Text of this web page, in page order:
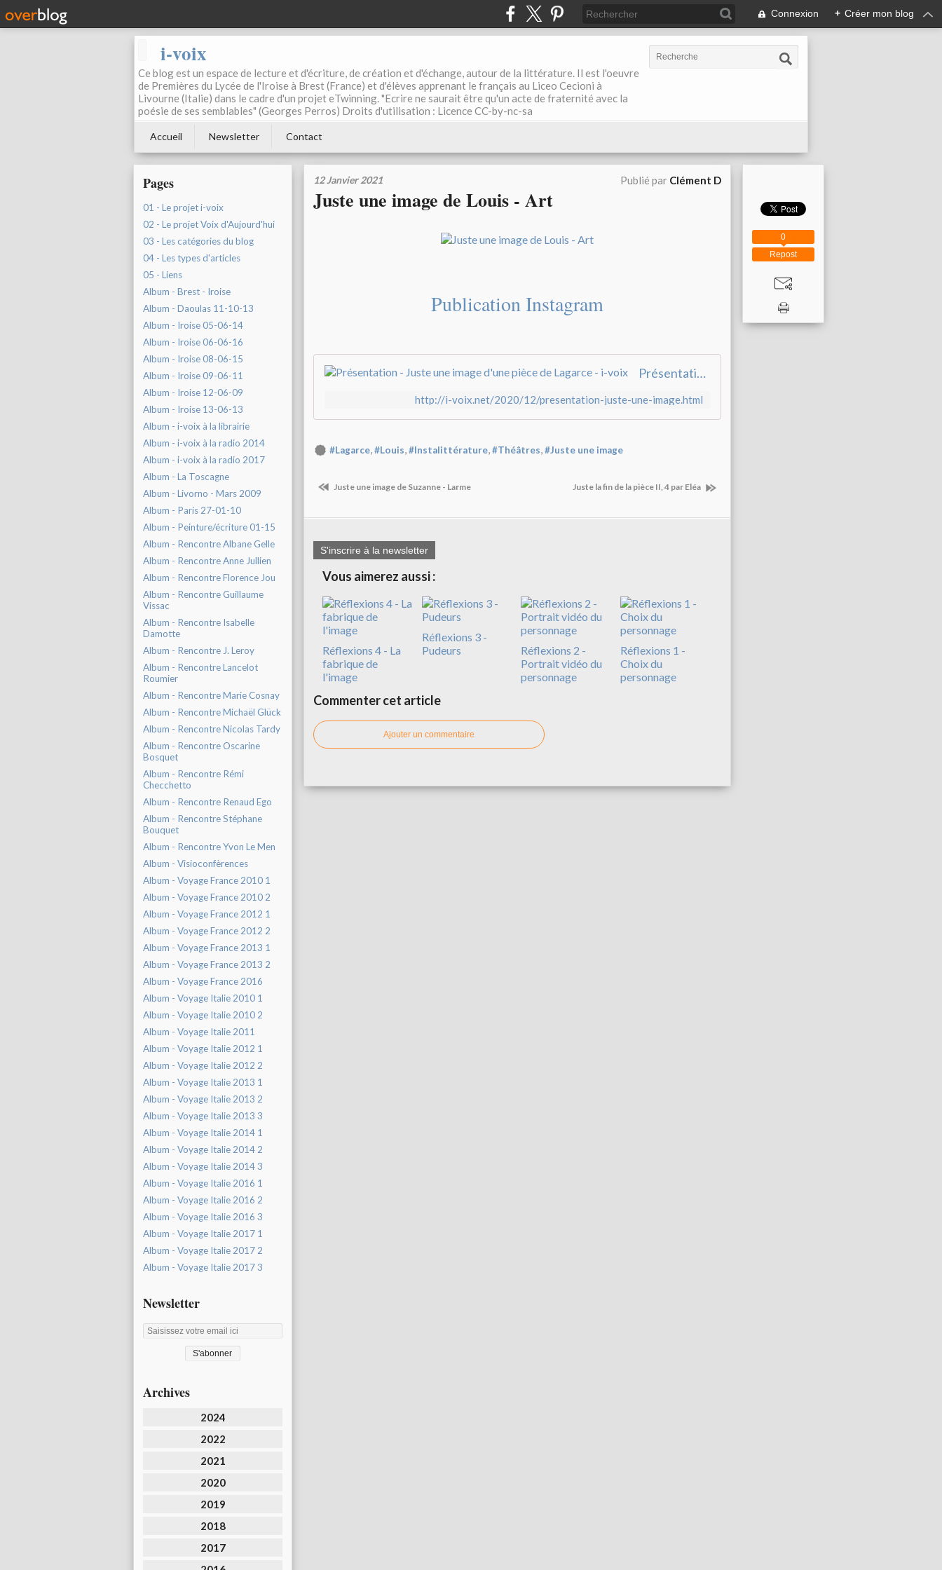
Connexion + Créer mon blog
i-voix
Ce blog est un espace de lecture et d'écriture, de création et d'échange, autour de la littérature. Il est l'oeuvre
de Premières du Lycée de l'Iroise à Brest (France) et d'élèves apprenant le français au Liceo Cecioni à
Livourne (Italie) dans le cadre d'un projet eTwinning. "Ecrire ne saurait être qu'un acte de fraternité avec la
poésie de ses semblables" (Georges Perros) Droits d'utilisation : Licence CC-by-nc-sa
Accueil Newsletter Contact
Pages
01 - Le projet i-voix
02 - Le projet Voix d'Aujourd'hui
03 - Les catégories du blog
04 - Les types d'articles
05 - Liens
Album - Brest - Iroise
Album - Daoulas 11-10-13
Album - Iroise 05-06-14
Album - Iroise 06-06-16
Album - Iroise 08-06-15
Album - Iroise 09-06-11
Album - Iroise 12-06-09
Album - Iroise 13-06-13
Album - i-voix à la librairie
Album - i-voix à la radio 2014
Album - i-voix à la radio 2017
Album - La Toscagne
Album - Livorno - Mars 2009
Album - Paris 27-01-10
Album - Peinture/écriture 01-15
Album - Rencontre Albane Gelle
Album - Rencontre Anne Jullien
Album - Rencontre Florence Jou
Album - Rencontre Guillaume
Vissac
Album - Rencontre Isabelle
Damotte
Album - Rencontre J. Leroy
Album - Rencontre Lancelot
Roumier
Album - Rencontre Marie Cosnay
Album - Rencontre Michaël Glück
Album - Rencontre Nicolas Tardy
Album - Rencontre Oscarine
Bosquet
Album - Rencontre Rémi
Checchetto
Album - Rencontre Renaud Ego
Album - Rencontre Stéphane
Bouquet
Album - Rencontre Yvon Le Men
Album - Visioconfèrences
Album - Voyage France 2010 1
Album - Voyage France 2010 2
Album - Voyage France 2012 1
Album - Voyage France 2012 2
Album - Voyage France 2013 1
Album - Voyage France 2013 2
Album - Voyage France 2016
Album - Voyage Italie 2010 1
Album - Voyage Italie 2010 2
Album - Voyage Italie 2011
Album - Voyage Italie 2012 1
Album - Voyage Italie 2012 2
Album - Voyage Italie 2013 1
Album - Voyage Italie 2013 2
Album - Voyage Italie 2013 3
Album - Voyage Italie 2014 1
Album - Voyage Italie 2014 2
Album - Voyage Italie 2014 3
Album - Voyage Italie 2016 1
Album - Voyage Italie 2016 2
Album - Voyage Italie 2016 3
Album - Voyage Italie 2017 1
Album - Voyage Italie 2017 2
Album - Voyage Italie 2017 3
Newsletter
Archives
2024
2022
2021
2020
2019
2018
2017
12 Janvier 2021 Publié par Clément D
Juste une image de Louis - Art
Publication Instagram
Présentation - Juste une image d'une pièce de Lagarce - i-voix
http://i-voix.net/2020/12/presentation-juste-une-image.html
#Lagarce,#Louis,#Instalittérature,#Théâtres,#Juste une image
Juste une image de Suzanne - Larme Juste la fin de la pièce II, 4 par Eléa
S'inscrire à la newsletter
Vous aimerez aussi :
Réflexions 4 - La
fabrique de
l'image
Réflexions 3 -
Pudeurs
Réflexions 2 -
Portrait vidéo du
personnage
Réflexions 1 -
Choix du
personnage
Commenter cet article
Ajouter un commentaire
Repost
0